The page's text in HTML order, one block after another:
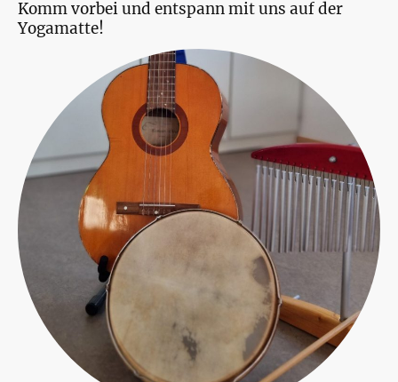
Komm vorbei und entspann mit uns auf der
Yogamatte!